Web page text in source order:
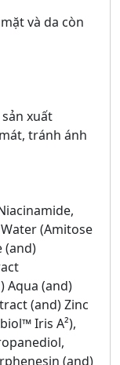
và da còn
xuất
tránh ánh
(Amitose
(and)
Aqua (and)
(and) Zinc
Iris A²),
(and)